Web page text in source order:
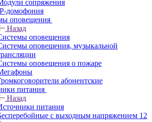
сопряжения
домофония
оповещения
Назад
оповещения
оповещения, музыкальной
оповещения о пожаре
абонентские
питания
Назад
питания
с выходным напряжением 12